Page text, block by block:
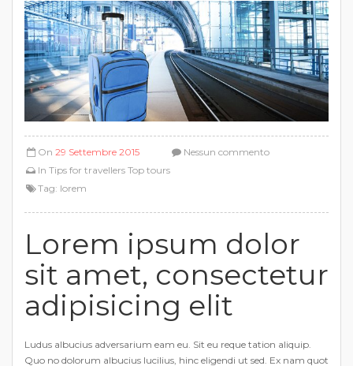
On 29 Settembre 2015
In Tips for travellers Top tours
Tag: lorem
Nessun commento
Lorem ipsum dolor
sit amet, consectetur
adipisicing elit
Ludus albucius adversarium eam eu. Sit eu reque tation aliquip.
Quo no dolorum albucius lucilius, hinc eligendi ut sed. Ex nam quot